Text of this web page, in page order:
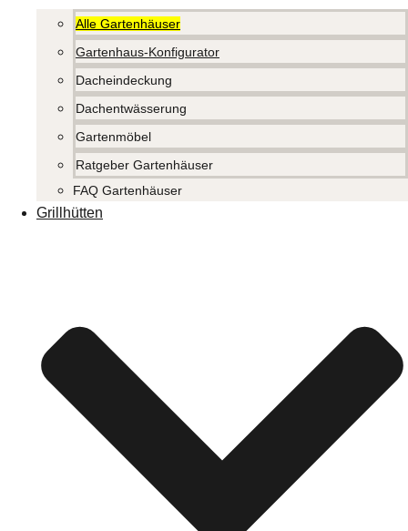
Alle Gartenhäuser
Gartenhaus-Konfigurator
Dacheindeckung
Dachentwässerung
Gartenmöbel
Ratgeber Gartenhäuser
FAQ Gartenhäuser
Grillhütten